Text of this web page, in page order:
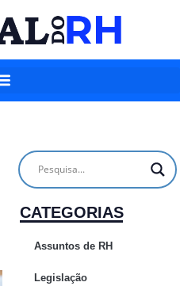
CATEGORIAS
Assuntos de RH
Legislação